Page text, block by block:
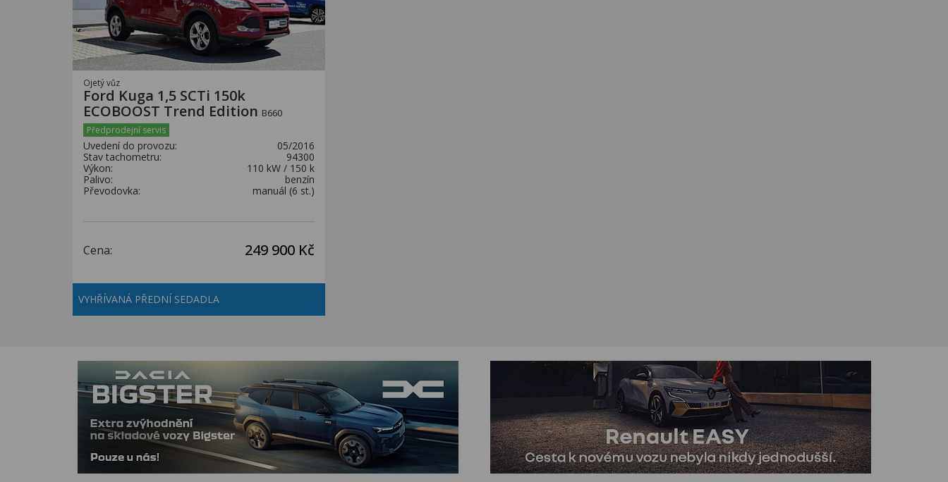
Ojetý vůz
Ford Kuga 1,5 SCTi 150k
ECOBOOST Trend Edition B660
Předprodejní servis
Uvedení do provozu:
05/2016
Stav tachometru:
94300
Výkon:
110 kW / 150 k
Palivo:
benzín
Převodovka:
manuál (6 st.)
Cena: 249 900 Kč
VYHŘÍVANÁ PŘEDNÍ SEDADLA